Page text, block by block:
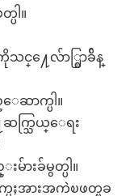
ါ။
သင္႔ေလ်ာ္စြာခ်ိန္
ဆာက္ပါ။
က္သြယ္ေရး
မ်ားခ်မွတ္ပါ။
ႈအားအကဲၿဖတ္ၿခ